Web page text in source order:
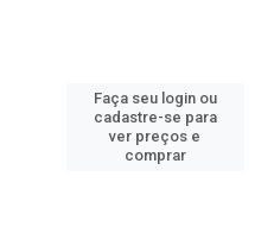
Faça seu login ou
cadastre-se para
ver preços e
comprar